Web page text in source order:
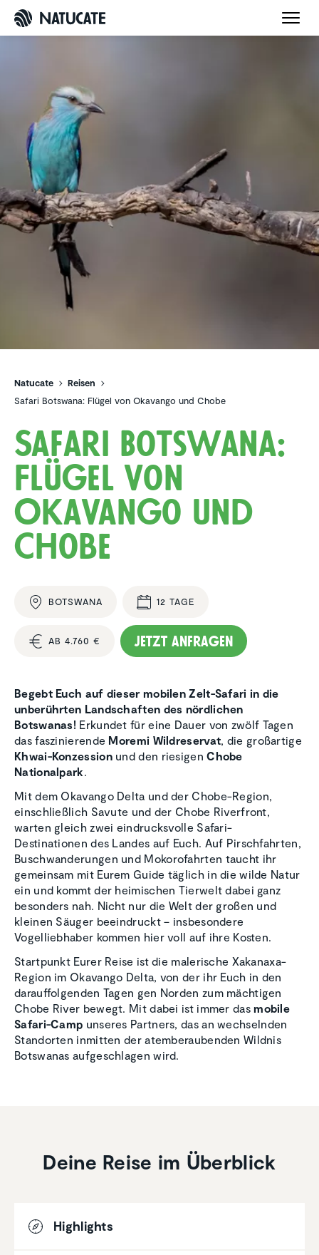
Natucate
Reisen
Safari Botswana: Flügel von Okavango und Chobe
Safari Botswana:
Flügel von
Okavango und
Chobe
BOTSWANA 12 TAGE
AB 4.760 € Jetzt anfragen
Begebt Euch auf dieser mobilen Zelt-Safari in die
unberührten Landschaften des nördlichen
Botswanas! Erkundet für eine Dauer von zwölf Tagen
das faszinierende Moremi Wildreservat, die großartige
Khwai-Konzessionund den riesigenChobe
Nationalpark.
Mit dem Okavango Delta und der Chobe-Region,
einschließlich Savute und der Chobe Riverfront,
warten gleich zwei eindrucksvolle Safari-
Destinationen des Landes auf Euch. Auf Pirschfahrten,
Buschwanderungen und Mokorofahrten taucht ihr
gemeinsam mit Eurem Guide täglich in die wilde Natur
ein und kommt der heimischen Tierwelt dabei ganz
besonders nah. Nicht nur die Welt der großen und
kleinen Säuger beeindruckt – insbesondere
Vogelliebhaber kommen hier voll auf ihre Kosten.
Startpunkt Eurer Reise ist die malerische Xakanaxa-
Region im Okavango Delta, von der ihr Euch in den
darauffolgenden Tagen gen Norden zum mächtigen
Chobe River bewegt. Mit dabei ist immer dasmobile
Safari-Camp unseres Partners, das an wechselnden
Standorten inmitten der atemberaubenden Wildnis
Botswanas aufgeschlagen wird.
Deine Reise im Überblick
Highlights